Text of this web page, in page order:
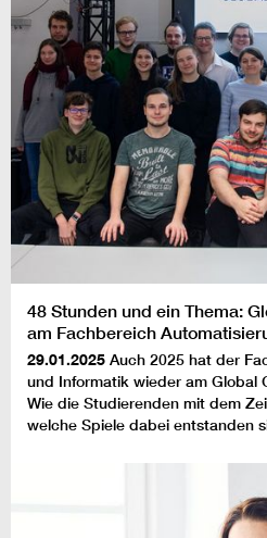
48 Stunden und ein Thema:
am Fachbereich
29.01.2025 Auch 2025 hat der
und Informatik wieder am Global
Wie die Studierenden mit dem
welche Spiele dabei entstanden